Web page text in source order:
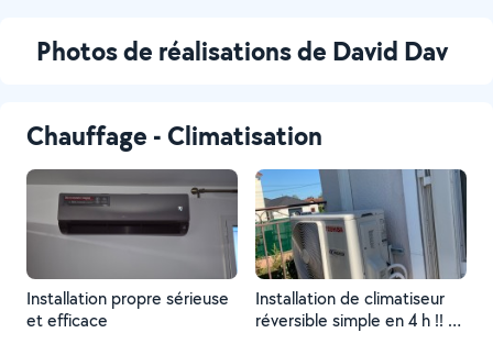
Photos de réalisations de David Dav
Chauffage - Climatisation
Installation propre sérieuse
et efficace
Installation de climatiseur
réversible simple en 4 h !! Je